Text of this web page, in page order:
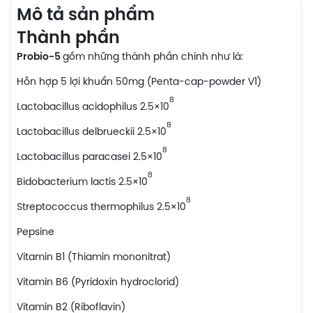
Mô tả sản phẩm
Thành phần
Probio-5 gồm những thành phần chính như là:
Hỗn hợp 5 lợi khuẩn 50mg (Penta-cap-powder V1)
Lactobacillus acidophilus 2.5×10
8
Lactobacillus delbrueckii 2.5×10
8
Lactobacillus paracasei 2.5×10
8
Bi­dobacterium lactis 2.5×10
8
Streptococcus thermophilus 2.5×10
8
Pepsine
Vitamin B1 (Thiamin mononitrat)
Vitamin B6 (Pyridoxin hydroclorid)
Vitamin B2 (Riboflavin)